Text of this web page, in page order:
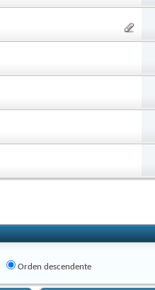
Orden descendente